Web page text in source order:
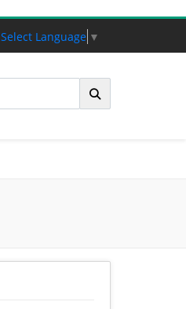
Select Language ▼